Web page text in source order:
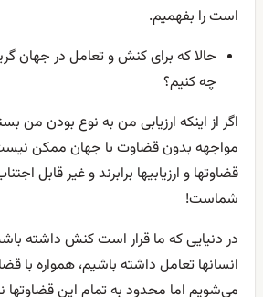
است را بفهمیم.
حالا که برای کنش و تعامل در جهان
چه کنیم؟
اگر از اینکه ارزیابی من به نوع بودن من
مواجهه بدون قضاوت با جهان ممکن
قضاوتها و ارزیابیها برابرند و غیر قابل
شماست!
در دنیایی که ما قرار است کنش داشته
انسانها تعامل داشته باشیم، همواره با
می‌شویم اما محدود به تمام این قضاوتها